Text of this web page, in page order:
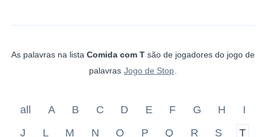
As palavras na lista Comida com T são de jogadores do jogo de
palavras Jogo de Stop
all A B C D E F G H
I
J
L M N O P Q R S T